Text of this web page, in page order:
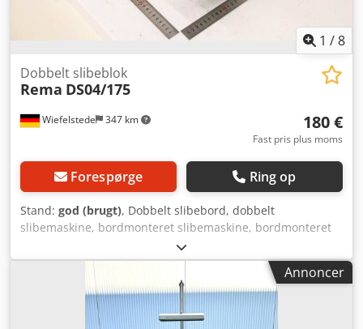
1 /8
Wiefelstede 347 km
Dobbelt slibeblok
Rema DS04/175
180 €
Fast pris plus moms
Forespørge Ring op
Stand: god (brugt), Dobbelt slibebord, dobbelt
slibemaskine, bordmonteret slibemaskine, bordmonteret
dobbelt slibebord -Producent: Rema, dobbelt slibebord,
type DS04/175 -Slibeskiver: maks. Ø 175 x 25 x 51 mm -
Motoreffekt: 0,3 kW Dsdszruq Sjpfx Algeck -
Omdrejningstal: 2900 o/min -Driftsspænding: 220/380 volt
-Dimensioner: 380/220/H235 mm -Vægt: 16,1 kg
Annoncer